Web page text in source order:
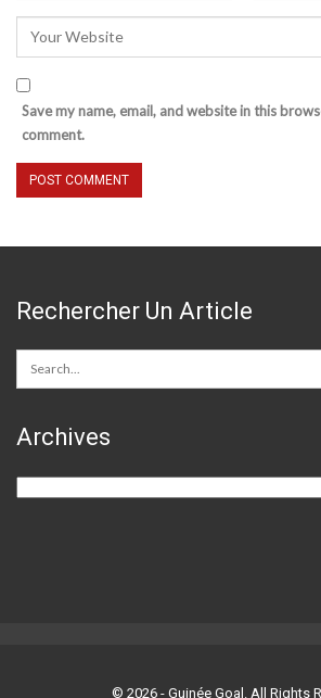
Save my name, email, and website in this
comment.
Rechercher Un Article
Archives
© 2026 - Guinée Goal. All Rights